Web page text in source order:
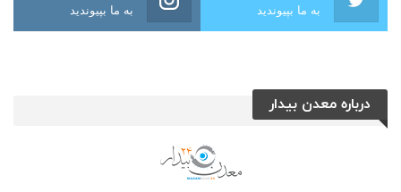
به ما بپیوندید به ما بپیوندید
درباره معدن بیدار